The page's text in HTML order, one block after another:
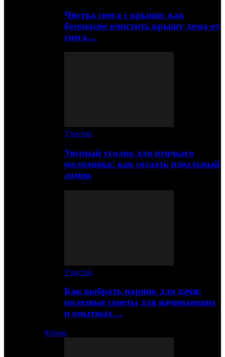
Чистка снега с крыши: как
безопасно очистить крышу дома от
снега…
Участок
Уютный уголок для птичьего
молодняка: как создать идеальный
домик
Участок
Как выбрать парник для дачи:
полезные советы для начинающих
и опытных…
Ферма